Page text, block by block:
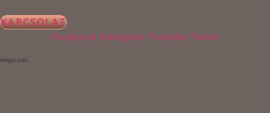
KAPCSOLAT
Facebook Instagram Youtube Tiktok
Megosztás